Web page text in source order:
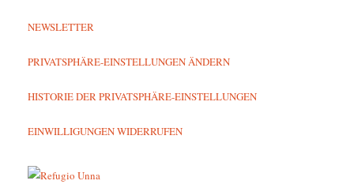
NEWSLETTER
PRIVATSPHÄRE-EINSTELLUNGEN ÄNDERN
HISTORIE DER PRIVATSPHÄRE-EINSTELLUNGEN
EINWILLIGUNGEN WIDERRUFEN